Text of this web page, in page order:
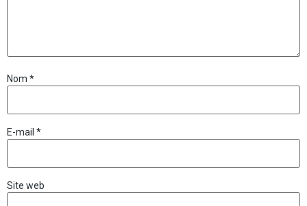
Nom *
E-mail *
Site web